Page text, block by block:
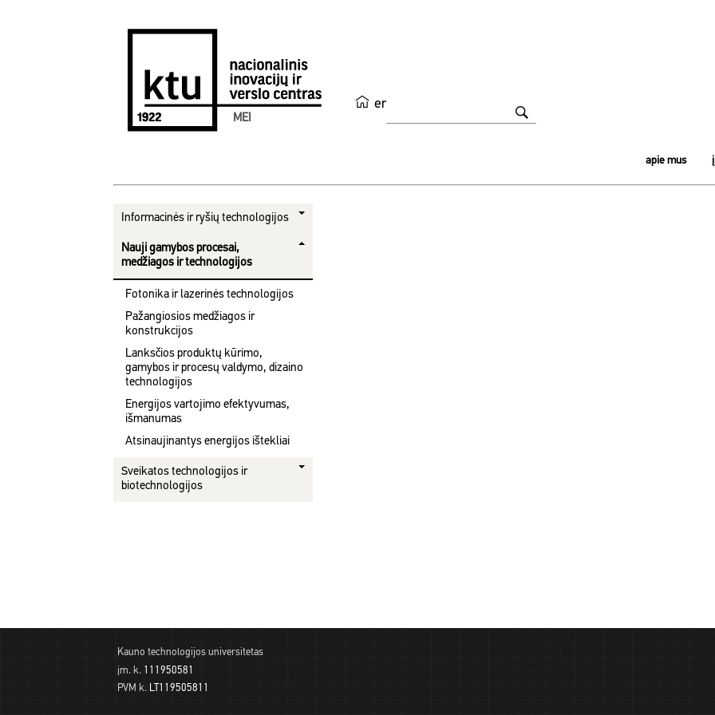
en
MEI
apie mus
Informacinės ir ryšių technologijos
Nauji gamybos procesai,
medžiagos ir technologijos
Fotonika ir lazerinės technologijos
Pažangiosios medžiagos ir
konstrukcijos
Lanksčios produktų kūrimo,
gamybos ir procesų valdymo, dizaino
technologijos
Energijos vartojimo efektyvumas,
išmanumas
Atsinaujinantys energijos ištekliai
Sveikatos technologijos ir
biotechnologijos
Kauno technologijos universitetas
įm. k. 111950581
PVM k. LT119505811